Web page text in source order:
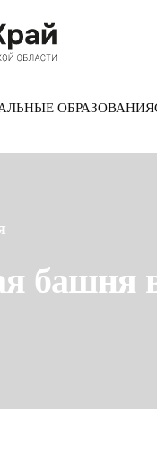
ОБРАЗОВАНИЯ
башня